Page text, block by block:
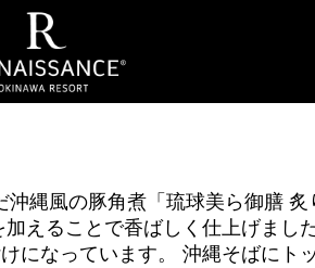
縄風の豚角煮「琉球美ら御膳
えることで香ばしく仕上げまし
になっています。 沖縄そばにト